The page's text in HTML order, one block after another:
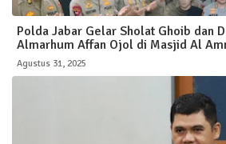
Polda Jabar Gelar Sholat Ghoib dan
Almarhum Affan Ojol di Masjid Al
Agustus 31, 2025